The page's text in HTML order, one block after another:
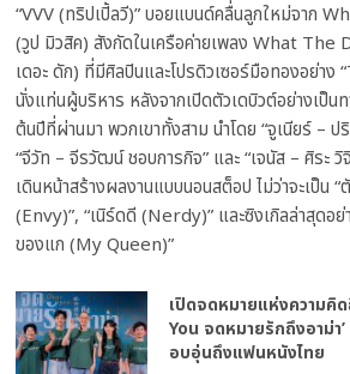
“VVV (ทริปเปิ้ลวี)” บอยแบนด์คลื่นลูกใหม่จาก
(วูป มิวสิค) สังกัดในเครือค่ายเพลง What The
เดอะ ดัก) ที่มีศิลปินและโปรดิวเซอร์มือทองอย่าง
นั่งแท่นผู้บริหาร หลังจากเปิดตัวเดบิวต์อย่างเป็นท
ต้นปีที่ผ่านมา พวกเขาทั้งสาม นำโดย “จูเนียร์ – ป
“จีวัท – จีรวัฒน์ ชอบการกิจ” และ “เจนัส – ศิระ
เดินหน้าสร้างผลงานแบบนอนสต็อป ไม่ว่าจะเป็น
(Envy)”, “เนิร์ดดี (Nerdy)” และซิงเกิลล่าสุดอย่า
ของแก (My Queen)”
เปิดจดหมายแห่งความคิ
You จดหมายรักถึงอาม่า
อบอุ่นถึงแฟนหนังไทย